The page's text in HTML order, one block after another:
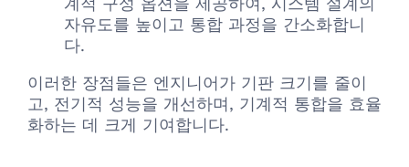
자유도를 높이고 통합 과정을 간소화합니
다.
이러한 장점들은 엔지니어가 기판 크기를 줄이
고, 전기적 성능을 개선하며, 기계적 통합을 효율
화하는 데 크게 기여합니다.